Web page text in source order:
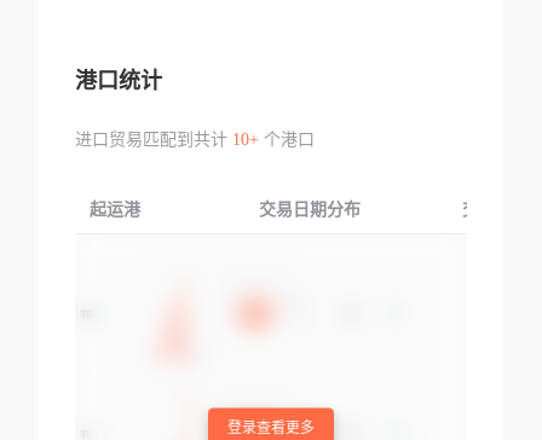
港口统计
进口贸易匹配到共计 10+个港口
起运港 交易日期分布 交易产品
登录查看更多